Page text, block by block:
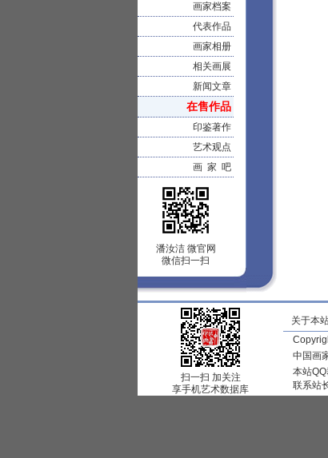
画家档案
代表作品
画家相册
相关画展
新闻文章
在售作品
印鉴著作
艺术观点
画 家 吧
潘汝洁 微官网
微信扫一扫
扫一扫 加关注
享手机艺术数据库
关于本
中国画
本站
联系站